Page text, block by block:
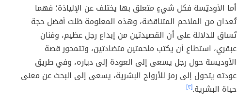
أما الأوديّسة فكل شيءٍ متعلق بها يختلف عن الإلياذة؛ فهما
تُعدان من الملاحم المتناقضة، وهذه المعلومة ظلت أفضل حجة
تُساق للدلالة على أن القصيدتين من إبداع رجل عظيم، وفنان
عبقري، استطاع أن يكتب ملحمتين متضادتين، وتتمحور قصة
الأوديسة حول رجل يسعى إلى العودة إلى دياره، وفي طريق
عودته يتحول إلى رمز للأرواح البشرية، يسعى إلى البحث عن معنى
حياة البشرية.[٣]